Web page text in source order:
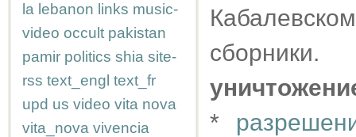
la lebanon links music-
video occult pakistan
pamir politics shia site-
rss text_engl text_fr
upd us video vita nova
vita_nova vivencia
сборники.
*